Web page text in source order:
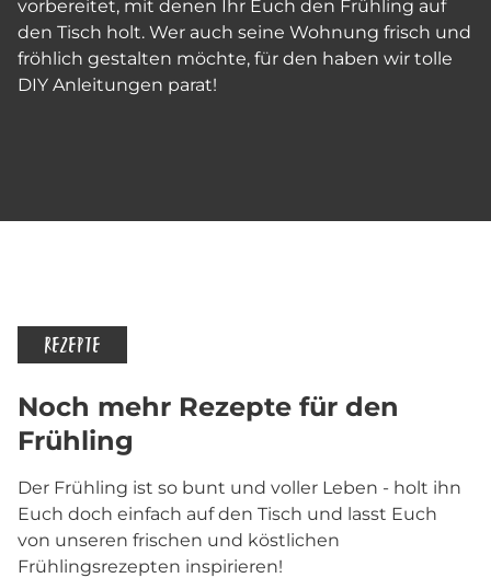
vorbereitet, mit denen Ihr Euch den Frühling auf
den Tisch holt. Wer auch seine Wohnung frisch und
fröhlich gestalten möchte, für den haben wir tolle
DIY Anleitungen parat!
REZEPTE
Noch mehr Rezepte für den
Frühling
Der Frühling ist so bunt und voller Leben - holt ihn
Euch doch einfach auf den Tisch und lasst Euch
von unseren frischen und köstlichen
Frühlingsrezepten inspirieren!